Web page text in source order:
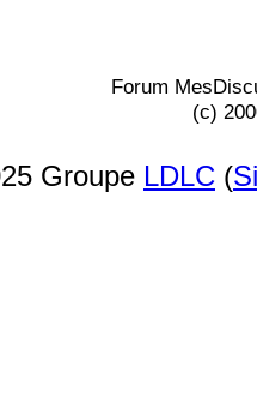
Forum
(c)
Groupe LDLC (